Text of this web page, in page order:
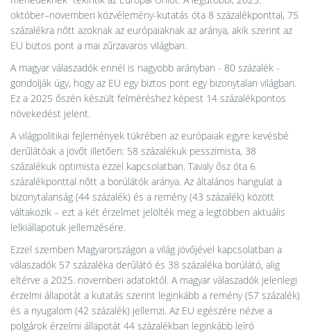
október–novemberi közvélemény-kutatás óta 8 százalékponttal, 75
százalékra nőtt azoknak az európaiaknak az aránya, akik szerint az
EU biztos pont a mai zűrzavaros világban.
A magyar válaszadók ennél is nagyobb arányban - 80 százalék -
gondolják úgy, hogy az EU egy biztos pont egy bizonytalan világban.
Ez a 2025 őszén készült felméréshez képest 14 százalékpontos
növekedést jelent.
A világpolitikai fejlemények tükrében az európaiak egyre kevésbé
derűlátóak a jövőt illetően: 58 százalékuk pesszimista, 38
százalékuk optimista ezzel kapcsolatban. Tavaly ősz óta 6
százalékponttal nőtt a borúlátók aránya. Az általános hangulat a
bizonytalanság (44 százalék) és a remény (43 százalék) között
váltakozik – ezt a két érzelmet jelölték meg a legtöbben aktuális
lelkiállapotuk jellemzésére.
Ezzel szemben Magyarországon a világ jövőjével kapcsolatban a
válaszadók 57 százaléka derűlátó és 38 százaléka borúlátó, alig
eltérve a 2025. novemberi adatoktól. A magyar válaszadók jelenlegi
érzelmi állapotát a kutatás szerint leginkább a remény (57 százalék)
és a nyugalom (42 százalék) jellemzi. Az EU egészére nézve a
polgárok érzelmi állapotát 44 százalékban leginkább leíró